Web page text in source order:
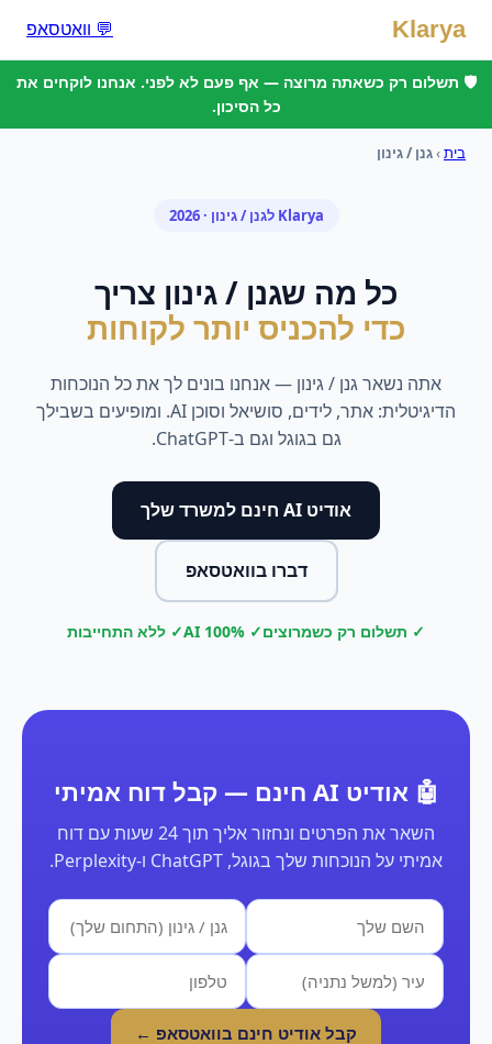
Klarya 💬 וואטסאפ
🛡️ תשלום רק כשאתה מרוצה — אף פעם לא לפני. אנחנו לוקחים את
כל הסיכון.
בית›גנן / גינון
Klarya ל גנן / גינון · 2026
כל מה שגנן / גינון צריך
כדי להכניס יותר לקוחות
אתה נשארגנן / גינון — אנחנו בונים לך את כל הנוכחות
הדיגיטלית: אתר, לידים, סושיאל וסוכן AI. ומופיעים בשבילך
גם בגוגל וגם ב-ChatGPT.
אודיט AI חינם למשרד שלך
דברו בוואטסאפ
✓ תשלום רק כשמרוצים✓ 100% AI ✓ ללא התחייבות
🤖 אודיט AI חינם — קבל דוח אמיתי
השאר את הפרטים ונחזור אליך תוך 24 שעות עם דוח
אמיתי על הנוכחות שלך בגוגל, ChatGPT ו-Perplexity.
קבל אודיט חינם בוואטסאפ ←